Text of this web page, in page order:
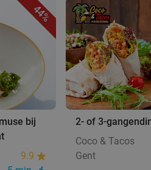
44%
bij
9.9
2- of 3-
Coco & Tacos
Gent